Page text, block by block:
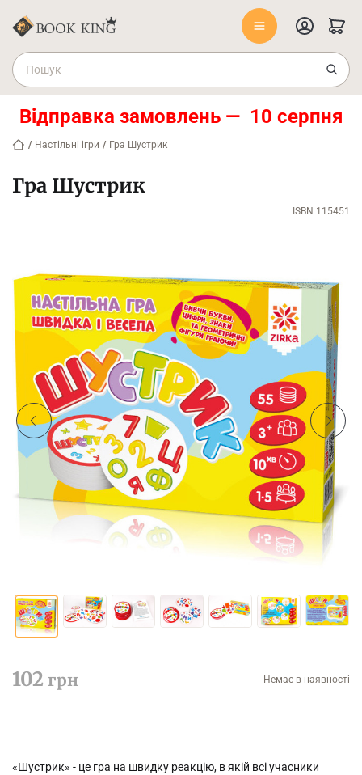
Відправка замовлень — 10 серпня
/ Настільні ігри / Гра Шустрик
Гра Шустрик
ISBN 115451
102 грн Немає в наявності
«Шустрик» - це гра на швидку реакцію, в якій всі учасники